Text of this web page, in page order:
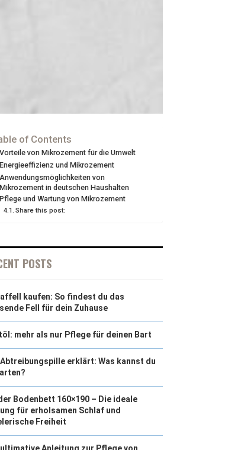
of Contents
Vorteile von Mikrozement für die Umwelt
Energieeffizienz und Mikrozement
Anwendungsmöglichkeiten von
Mikrozement in deutschen Haushalten
Pflege und Wartung von Mikrozement
Share this post:
POSTS
kaufen: So findest du das
Fell für dein Zuhause
mehr als nur Pflege für deinen Bart
Abtreibungspille erklärt: Was kannst du
Bodenbett 160×190 – Die ideale
für erholsamen Schlaf und
Freiheit